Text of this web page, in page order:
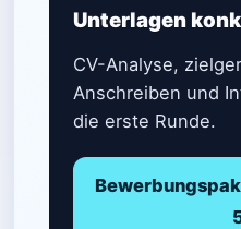
Unterlagen
CV-Analyse,
Anschreiben und
die erste Runde.